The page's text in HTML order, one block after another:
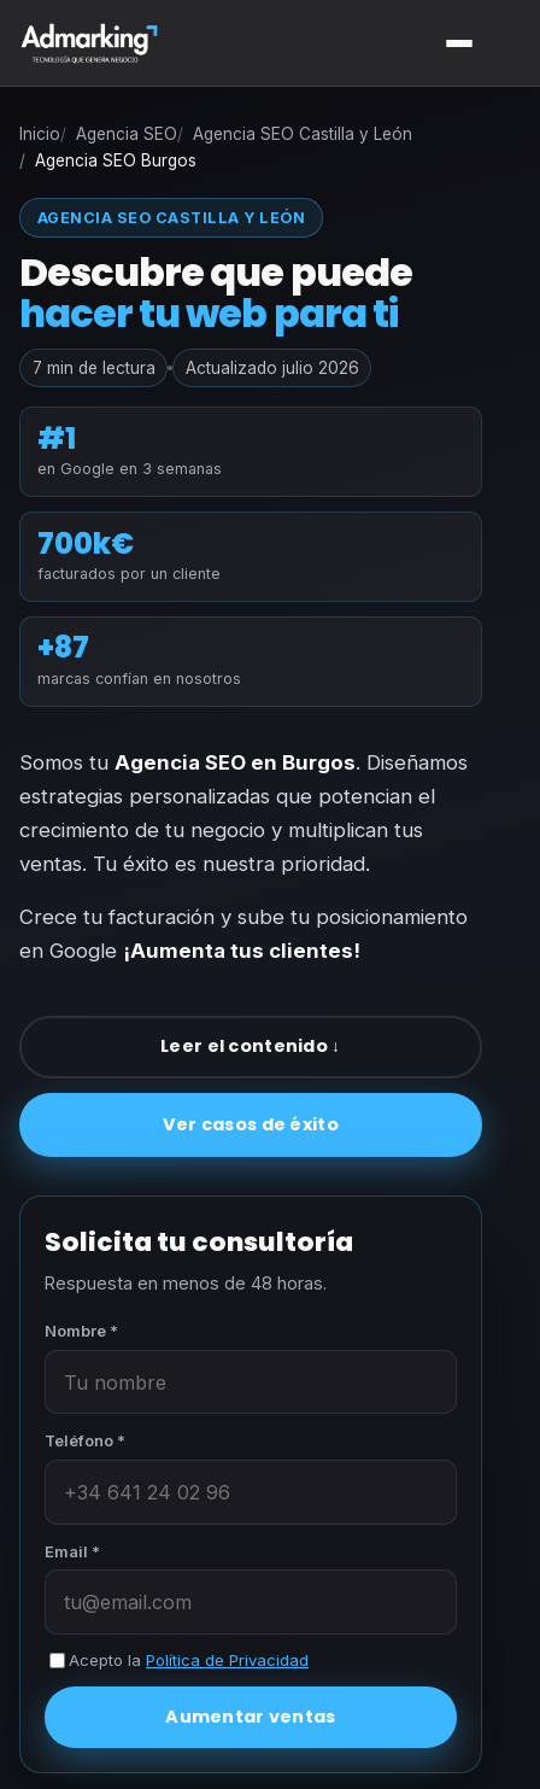
Inicio Agencia SEO
Agencia SEO Castilla y León
Agencia SEO Burgos
AGENCIA SEO CASTILLA Y LEÓN
Descubre que puede
hacer tu web para ti
7 min de lectura Actualizado julio 2026
#1
en Google en 3 semanas
700k€
facturados por un cliente
+87
marcas confían en nosotros
Somos tu Agencia SEO en Burgos. Diseñamos
estrategias personalizadas que potencian el
crecimiento de tu negocio y multiplican tus
ventas. Tu éxito es nuestra prioridad.
Crece tu facturación y sube tu posicionamiento
en Google ¡Aumenta tus clientes!
Leer el contenido ↓
Ver casos de éxito
Solicita tu consultoría
Respuesta en menos de 48 horas.
Nombre *
Teléfono *
Email *
Acepto la Política de Privacidad
Aumentar ventas